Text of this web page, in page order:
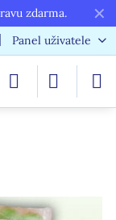
✕
zdarma.
Panel uživatele